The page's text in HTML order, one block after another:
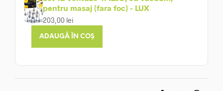
pentru masaj (fara foc) - LUX
203,00 lei
ADAUGĂ ÎN COȘ